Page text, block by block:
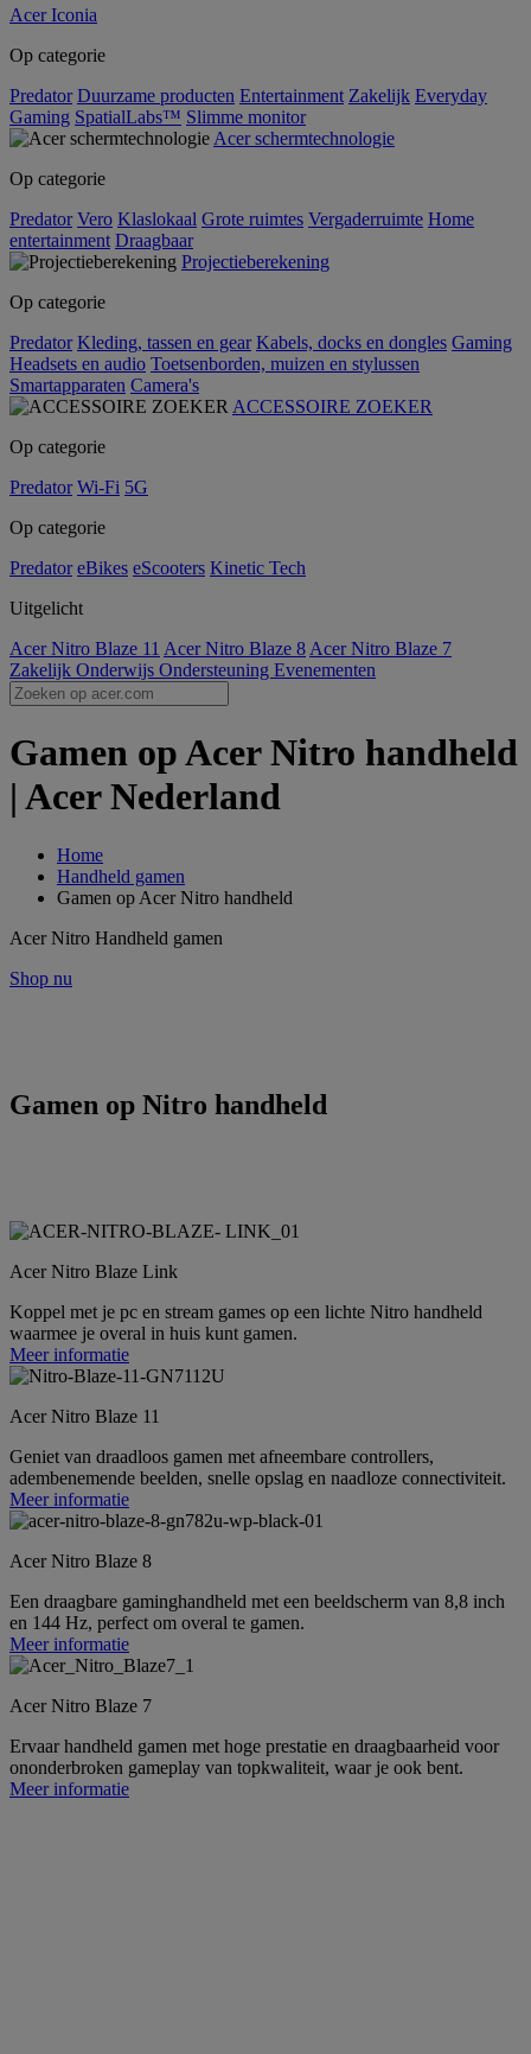
Acer Iconia
Op categorie
Predator Duurzame producten Entertainment Zakelijk Everyday
Gaming SpatialLabs™ Slimme monitor
Acer schermtechnologie
Op categorie
Predator Vero Klaslokaal Grote ruimtes Vergaderruimte Home
entertainment Draagbaar
Projectieberekening
Op categorie
Predator Kleding, tassen en gear Kabels, docks en dongles Gaming
Headsets en audio Toetsenborden, muizen en stylussen
Smartapparaten Camera's
ACCESSOIRE ZOEKER
Op categorie
Predator Wi-Fi 5G
Op categorie
Predator eBikes eScooters Kinetic Tech
Uitgelicht
Acer Nitro Blaze 11 Acer Nitro Blaze 8 Acer Nitro Blaze 7
Zakelijk Onderwijs Ondersteuning Evenementen
Gamen op Acer Nitro handheld
| Acer Nederland
Home
Handheld gamen
Gamen op Acer Nitro handheld
Acer Nitro Handheld gamen
Shop nu
Gamen op Nitro handheld
Acer Nitro Blaze Link
Koppel met je pc en stream games op een lichte Nitro handheld
waarmee je overal in huis kunt gamen.
Meer informatie
Acer Nitro Blaze 11
Geniet van draadloos gamen met afneembare controllers,
adembenemende beelden, snelle opslag en naadloze connectiviteit.
Meer informatie
Acer Nitro Blaze 8
Een draagbare gaminghandheld met een beeldscherm van 8,8 inch
en 144 Hz, perfect om overal te gamen.
Meer informatie
Acer Nitro Blaze 7
Ervaar handheld gamen met hoge prestatie en draagbaarheid voor
ononderbroken gameplay van topkwaliteit, waar je ook bent.
Meer informatie